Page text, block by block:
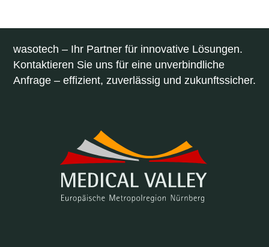
wasotech – Ihr Partner für innovative Lösungen.
Kontaktieren Sie uns für eine unverbindliche
Anfrage – effizient, zuverlässig und zukunftssicher.